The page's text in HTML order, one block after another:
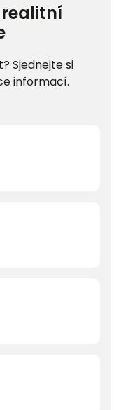
Sjednejte si
informací.